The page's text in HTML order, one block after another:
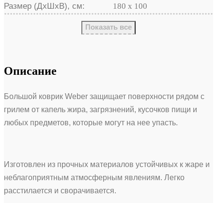
Размер (ДхШхВ), см: 180 х 100
Показать все
Описание
Большой коврик Weber защищает поверхности рядом с
грилем от капель жира, загрязнений, кусочков пищи и
любых предметов, которые могут на нее упасть.
Изготовлен из прочных материалов устойчивых к жаре и
неблагоприятным атмосферным явлениям. Легко
расстилается и сворачивается.